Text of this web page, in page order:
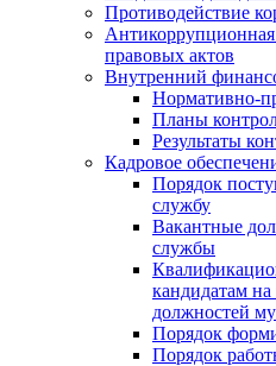
Противодействие
правовых актов
Внутренний
Нормативно-
Планы
Результаты
Кадровое
Порядок
службу
Вакантные
службы
кандидатам
должностей
Порядок
Порядок